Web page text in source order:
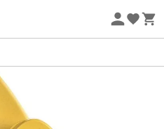
dès 2 produits* code Summer5
-5% Extra - Code Summer5